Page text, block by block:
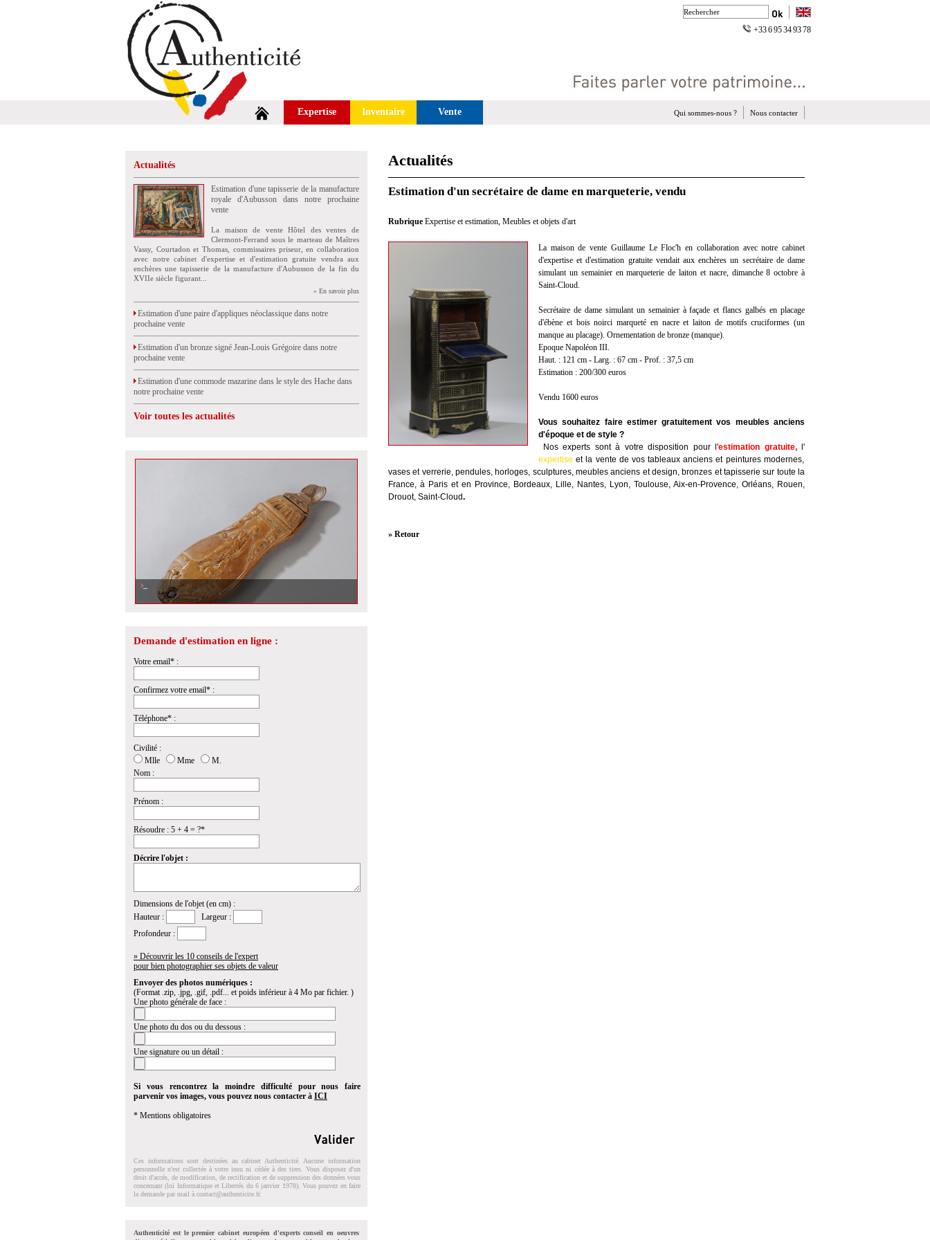
+33 6 95 34 93 78
Expertise Inventaire Vente Nous contacter
Qui sommes-nous ?
Actualités
Estimation d'une tapisserie de la manufacture
royale d'Aubusson dans notre prochaine
vente
La maison de vente Hôtel des ventes de
Clermont-Ferrand sous le marteau de Maîtres
Vassy, Courtadon et Thomas, commissaires priseur, en collaboration
avec notre cabinet d'expertise et d'estimation gratuite vendra aux
enchères une tapisserie de la manufacture d'Aubusson de la fin du
XVIIe siècle figurant...
» En savoir plus
Estimation d'une paire d'appliques néoclassique dans notre
prochaine vente
Estimation d'un bronze signé Jean-Louis Grégoire dans notre
prochaine vente
Estimation d'une commode mazarine dans le style des Hache dans
notre prochaine vente
Voir toutes les actualités
Demande d'estimation en ligne :
Votre email* :
Confirmez votre email* :
Téléphone* :
Civilité :
Mlle
Mme
M.
Nom :
Prénom :
Résoudre : 5 + 4 = ?*
Décrire l'objet :
Dimensions de l'objet (en cm) :
Hauteur :
Largeur :
Profondeur :
» Découvrir les 10 conseils de l'expert
pour bien photographier ses objets de valeur
Envoyer des photos numériques :
(Format .zip, .jpg, .gif, .pdf... et poids inférieur à 4 Mo par fichier. )
Une photo générale de face :
Une photo du dos ou du dessous :
Une signature ou un détail :
Si vous rencontrez la moindre difficulté pour nous faire
parvenir vos images, vous pouvez nous contacter à ICI
* Mentions obligatoires
Ces informations sont destinées au cabinet Authenticité. Aucune information
personnelle n'est collectée à votre insu ni cédée à des tiers. Vous disposez d'un
droit d'accés, de modification, de rectification et de suppression des données vous
concernant (loi Informatique et Libertés du 6 janvier 1978). Vous pouvez en faire
la demande par mail à contact@authenticite.fr.
Authenticité est le premier cabinet européen d'experts conseil en oeuvres
Actualités
Estimation d'un secrétaire de dame en marqueterie, vendu
Rubrique Expertise et estimation, Meubles et objets d'art
La maison de vente Guillaume Le Floc'h en collaboration avec notre cabinet
d'expertise et d'estimation gratuite vendait aux enchères un secrétaire de dame
simulant un semainier en marqueterie de laiton et nacre, dimanche 8 octobre à
Saint-Cloud.
Secrétaire de dame simulant un semainier à façade et flancs galbés en placage
d'ébène et bois noirci marqueté en nacre et laiton de motifs cruciformes (un
manque au placage). Ornementation de bronze (manque).
Epoque Napoléon III.
Haut. : 121 cm - Larg. : 67 cm - Prof. : 37,5 cm
Estimation : 200/300 euros
Vendu 1600 euros
Vous souhaitez faire estimer gratuitement vos meubles anciens
d'époque et de style ?
Nos experts sont à votre disposition pour l'estimation gratuite,
l'
expertise et la vente de vos tableaux anciens et peintures modernes,
vases et verrerie, pendules, horloges, sculptures, meubles anciens et design, bronzes et tapisserie sur toute la
France, à Paris et en Province, Bordeaux, Lille, Nantes, Lyon, Toulouse, Aix-en-Provence, Orléans, Rouen,
Drouot, Saint-Cloud.
» Retour